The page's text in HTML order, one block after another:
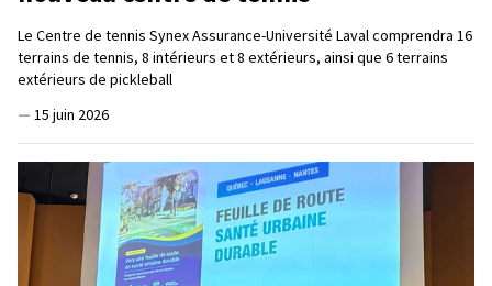
Le Centre de tennis Synex Assurance-Université Laval comprendra 16
terrains de tennis, 8 intérieurs et 8 extérieurs, ainsi que 6 terrains
extérieurs de pickleball
— 15 juin 2026